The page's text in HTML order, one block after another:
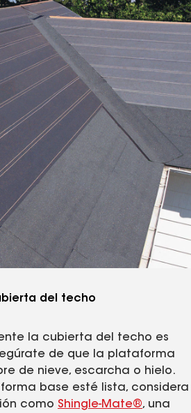
del techo
la cubierta del techo es
de que la plataforma
de nieve, escarcha o hielo.
base esté lista, considera
como ​​​​​​​Shingle‑Mate®, una